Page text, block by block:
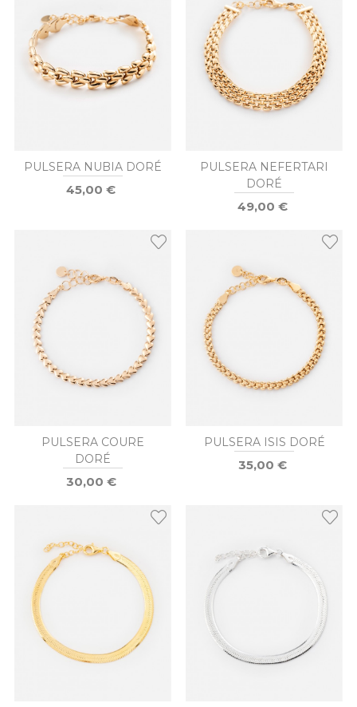
PULSERA NUBIA DORÉ
45,00 €
PULSERA NEFERTARI
DORÉ
49,00 €
PULSERA COURE
DORÉ
30,00 €
PULSERA ISIS DORÉ
35,00 €